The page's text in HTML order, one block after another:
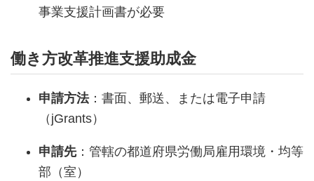
事業支援計画書が必要
働き方改革推進支援助成金
申請方法：書面、郵送、または電子申請
（jGrants）
申請先：管轄の都道府県労働局雇用環境・均等
部（室）